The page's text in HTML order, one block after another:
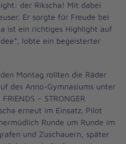
der Rikscha! Mit dabei
Er sorgte für Freude bei
ist ein richtiges Highlight auf
lobte ein begeisterter
Montag rollten die Räder
des Anno-Gymnasiums unter
– STRONGER
erneut im Einsatz. Pilot
Runde um Runde im
und Zuschauern, später